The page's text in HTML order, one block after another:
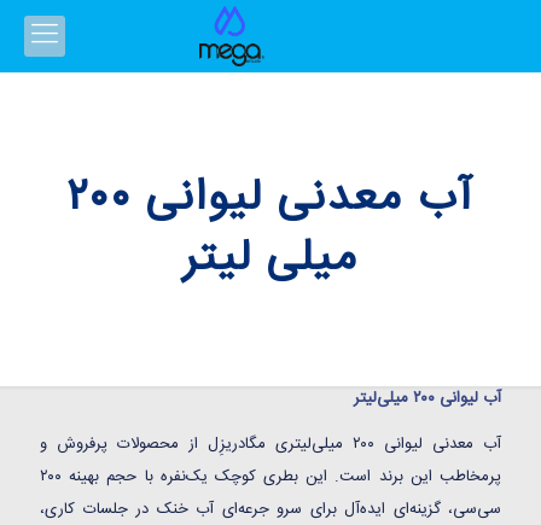
آب معدنی لیوانی ۲۰۰
میلی‌ لیتر
آب لیوانی ۲۰۰ میلی‌لیتر
آب معدنی لیوانی ۲۰۰ میلی‌لیتری مگادریزِل از محصولات پرفروش و
پرمخاطب این برند است. این بطری کوچک یک‌نفره با حجم بهینه ۲۰۰
سی‌سی، گزینه‌ای ایده‌آل برای سرو جرعه‌ای آب خنک در جلسات کاری،